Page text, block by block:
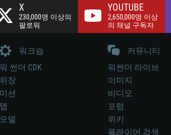
X
230,000명 이상의
팔로워
YOUTUBE
2,650,000명 이상
의 채널 구독자
워크숍
워 썬더 CDK
위장
미션
맵
모델
커뮤니티
워썬더 라이브
이미지
비디오
포럼
위키
플레이어 검색